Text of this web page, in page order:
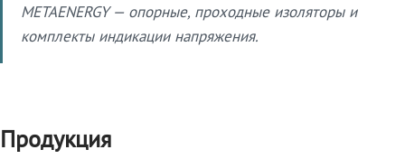
METAENERGY — опорные, проходные изоляторы и
комплекты индикации напряжения.
Продукция